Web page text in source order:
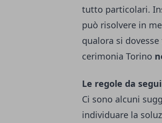
tutto particolari.
può risolvere in
qualora si
cerimonia Torino
Le regole da
Ci sono alcuni
individuare la